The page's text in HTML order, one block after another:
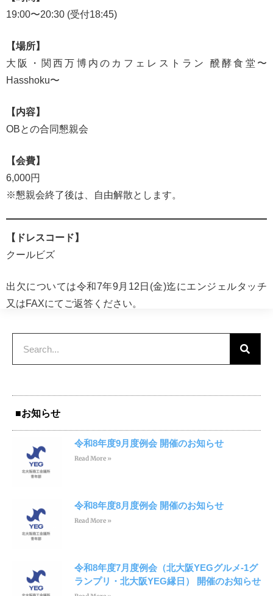
19:00〜20:30 (受付18:45)
【場所】
大阪・関西万博内のカフェレストラン 醗酵食堂〜
Hasshoku〜
【内容】
ОBとの合同懇親会
【会費】
6,000円
※懇親会終了後は、自由解散とします。
【ドレスコード】
クールビズ
出欠については令和7年9月12日(金)迄にエンジェルタッチ
又はFAXにてご返答ください。
■お知らせ
令和8年度9月度例会 開催のお知らせ
Read More »
令和8年度8月度例会 開催のお知らせ
Read More »
令和8年度7月度例会（北大阪YEGグルメ-1グ
ランプリ・北大阪YEG縁日） 開催のお知らせ